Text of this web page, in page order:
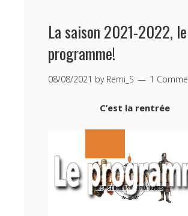
La saison 2021-2022, le
programme!
08/08/2021 by Remi_S 1
C’est la rentrée